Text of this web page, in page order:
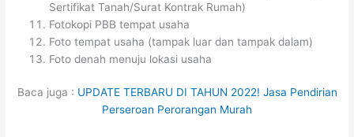
Sertifikat Tanah/Surat Kontrak Rumah)
Fotokopi PBB tempat usaha
Foto tempat usaha (tampak luar dan tampak dalam)
Foto denah menuju lokasi usaha
Baca juga : UPDATE TERBARU DI TAHUN 2022! Jasa Pendirian
Perseroan Perorangan Murah